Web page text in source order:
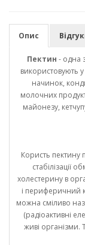
Опис
Пектин - одна
використовують
начинок,
молочних
майонезу,
Користь пектину
стабілізації
холестерину в
і периферичний
можна сміливо
(радіоактивні
живі організми.